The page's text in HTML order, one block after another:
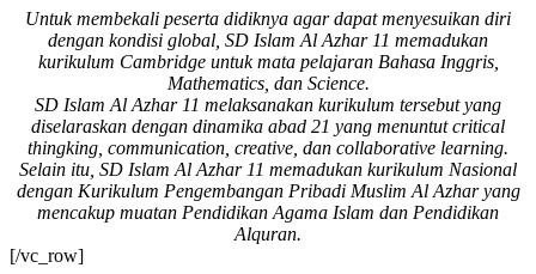
Bismillah, semoga
setiap langkah
menjadi ladang
#SDIAIAzhar11Surab
aya #DiklatTakmir
#PemimpinMuda
#Berakhlak Mulia
#surabaya #sekolah
#sekolahsurabaya
Untuk membekali peserta didiknya agar dapat menyesuikan diri
dengan kondisi global, SD Islam Al Azhar 11 memadukan
kurikulum Cambridge untuk mata pelajaran Bahasa Inggris,
Mathematics, dan Science.
SD Islam Al Azhar 11 melaksanakan kurikulum tersebut yang
diselaraskan dengan dinamika abad 21 yang menuntut critical
thingking, communication, creative, dan collaborative learning.
Selain itu, SD Islam Al Azhar 11 memadukan kurikulum Nasional
dengan Kurikulum Pengembangan Pribadi Muslim Al Azhar yang
mencakup muatan Pendidikan Agama Islam dan Pendidikan
Alquran.
[/vc_row]